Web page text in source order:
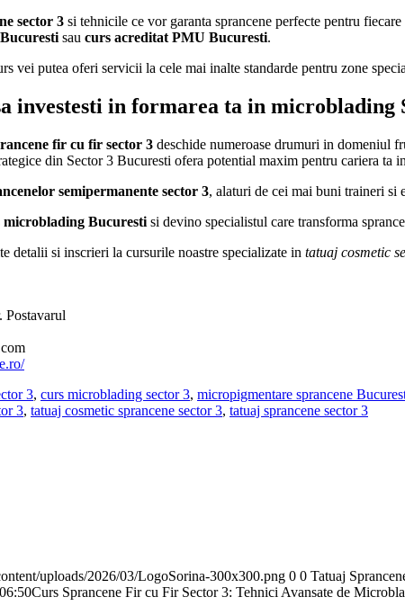
sector 3 si tehnicile ce vor garanta sprancene perfecte pentru
sau curs acreditat PMU Bucuresti.
vei putea oferi servicii la cele mai inalte standarde pentru zone
investesti in formarea ta in microblading
fir cu fir sector 3 deschide numeroase drumuri in domeniul
din Sector 3 Bucuresti ofera potential maxim pentru cariera ta
semipermanente sector 3, alaturi de cei mai buni traineri si
microblading Bucuresti si devino specialistul care transforma
detalii si inscrieri la cursurile noastre specializate in tatuaj cosmetic
Postavarul
3, curs microblading sector 3, micropigmentare sprancene
3, tatuaj cosmetic sprancene sector 3, tatuaj sprancene sector 3
uploads/2026/03/LogoSorina-300x300.png 0 0 Tatuaj
Curs Sprancene Fir cu Fir Sector 3: Tehnici Avansate de